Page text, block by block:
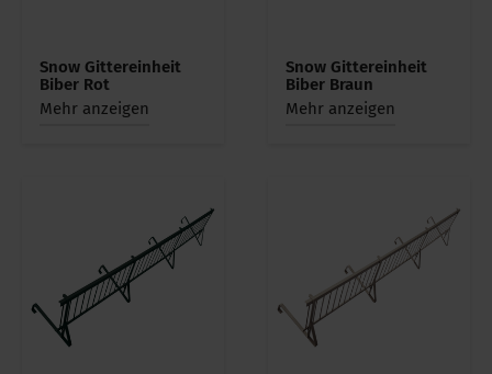
Snow Gittereinheit
Biber Rot
Mehr anzeigen
Snow Gittereinheit
Biber Braun
Mehr anzeigen